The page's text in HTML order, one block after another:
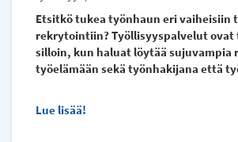
Etsitkö tukea työnhaun eri vaiheisiin
rekrytointiin? Työllisyyspalvelut ovat
silloin, kun haluat löytää sujuvampia
työelämään sekä työnhakijana että
Lue lisää